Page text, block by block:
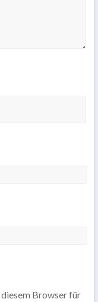
Browser für